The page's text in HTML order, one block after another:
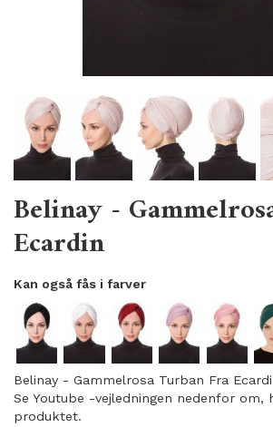
Belinay -
Ecardin
Kan også fås i farver
Belinay - Gammelrosa Turban Fra
Se Youtube -vejledningen nedenfor om,
produktet.